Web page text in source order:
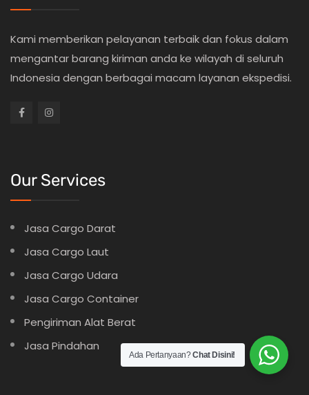
Kami memberikan pelayanan terbaik dan fokus dalam
mengantar barang kiriman anda ke wilayah di seluruh
Indonesia dengan berbagai macam layanan ekspedisi.
Our Services
Jasa Cargo Darat
Jasa Cargo Laut
Jasa Cargo Udara
Jasa Cargo Container
Pengiriman Alat Berat
Jasa Pindahan
Ada Pertanyaan?Chat Disini!